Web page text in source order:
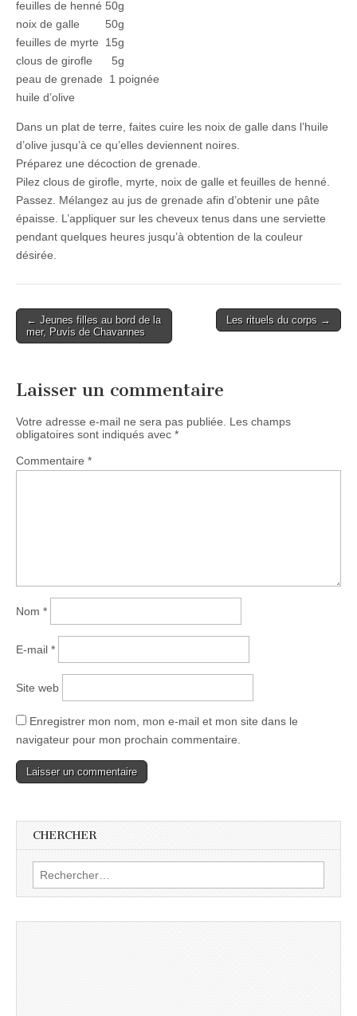
feuilles de henné 50g
noix de galle 50g
feuilles de myrte 15g
clous de girofle 5g
peau de grenade 1 poignée
huile d’olive
Dans un plat de terre, faites cuire les noix de galle dans l’huile
d’olive jusqu’à ce qu’elles deviennent noires.
Préparez une décoction de grenade.
Pilez clous de girofle, myrte, noix de galle et feuilles de henné.
Passez. Mélangez au jus de grenade afin d’obtenir une pâte
épaisse. L’appliquer sur les cheveux tenus dans une serviette
pendant quelques heures jusqu’à obtention de la couleur
désirée.
Post
navigation
← Jeunes filles au bord de la
mer, Puvis de Chavannes
Les rituels du corps →
Laisser un commentaire
Votre adresse e-mail ne sera pas publiée. Les champs
obligatoires sont indiqués avec *
Commentaire *
Nom *
E-mail *
Site web
Enregistrer mon nom, mon e-mail et mon site dans le
navigateur pour mon prochain commentaire.
CHERCHER
Rechercher :